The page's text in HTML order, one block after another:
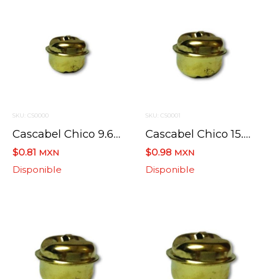
SKU: CS0000
Cascabel Chico 9.6 Mm No.3
$0.81 MXN
Disponible
SKU: CS0001
Cascabel Chico 15.4 Mm No.5
$0.98 MXN
Disponible